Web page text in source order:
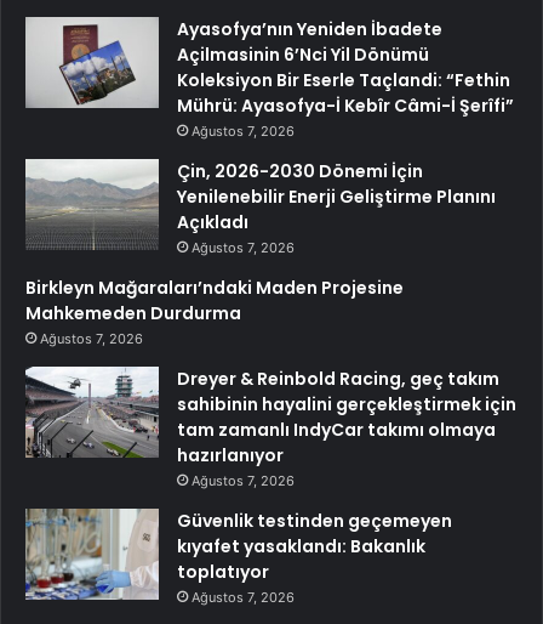
Ayasofya’nın Yeniden İbadete
Açilmasinin 6’Nci Yil Dönümü
Koleksiyon Bir Eserle Taçlandi: “Fethin
Mührü: Ayasofya-İ Kebîr Câmi-İ Şerîfi”
Ağustos 7, 2026
Çin, 2026-2030 Dönemi İçin
Yenilenebilir Enerji Geliştirme Planını
Açıkladı
Ağustos 7, 2026
Birkleyn Mağaraları’ndaki Maden Projesine
Mahkemeden Durdurma
Ağustos 7, 2026
Dreyer & Reinbold Racing, geç takım
sahibinin hayalini gerçekleştirmek için
tam zamanlı IndyCar takımı olmaya
hazırlanıyor
Ağustos 7, 2026
Güvenlik testinden geçemeyen
kıyafet yasaklandı: Bakanlık
toplatıyor
Ağustos 7, 2026